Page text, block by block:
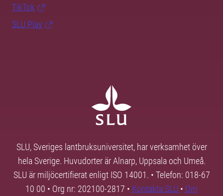
TikTok
SLU Play
SLU, Sveriges lantbruksuniversitet, har verksamhet över
hela Sverige. Huvudorter är Alnarp, Uppsala och Umeå.
SLU är miljöcertifierat enligt ISO 14001. • Telefon: 018-67
10 00 • Org nr: 202100-2817 • Kontakta SLU • Om